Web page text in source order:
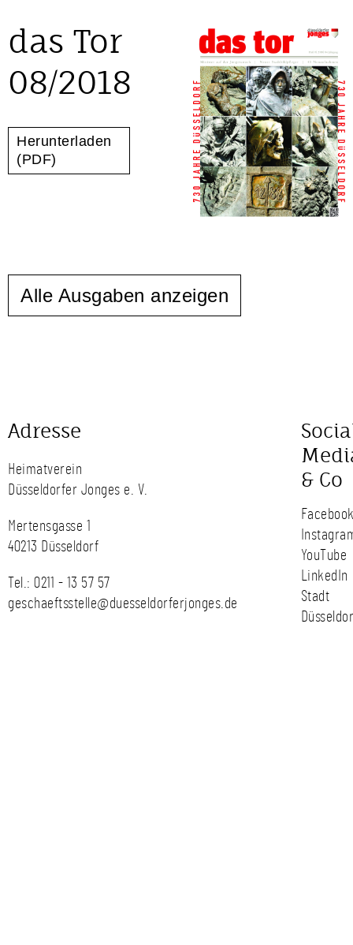
das Tor
08/2018
Herunterladen
(PDF)
Alle Ausgaben anzeigen
Adresse
Heimatverein
Düsseldorfer Jonges e. V.
Mertensgasse 1
40213 Düsseldorf
Tel.: 0211 - 13 57 57
geschaeftsstelle@duesseldorferjonges.de
& Co
YouTube
LinkedIn
Stadt